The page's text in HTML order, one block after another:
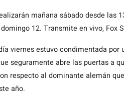
mañana sábado desde las
12. Transmite en vivo, Fox
viernes estuvo condimentada
seguramente abre las puertas a
respecto al dominante alemán
año.